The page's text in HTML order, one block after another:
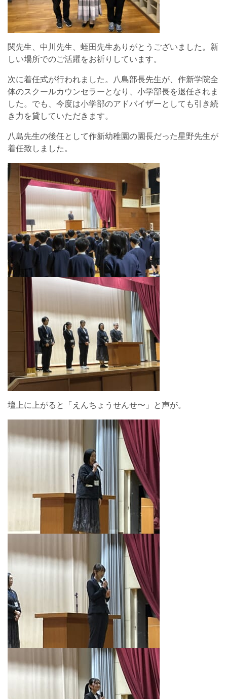
関先生、中川先生、蛭田先生ありがとうございました。新
しい場所でのご活躍をお祈りしています。
次に着任式が行われました。八島部長先生が、作新学院全
体のスクールカウンセラーとなり、小学部長を退任されま
した。でも、今度は小学部のアドバイザーとしても引き続
き力を貸していただきます。
八島先生の後任として作新幼稚園の園長だった星野先生が
着任致しました。
壇上に上がると「えんちょうせんせ〜」と声が。